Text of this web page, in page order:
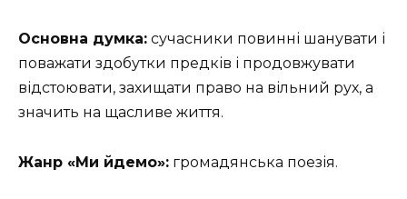
Основна думка: сучасники повинні шанувати і
поважати здобутки предків і продовжувати
відстоювати, захищати право на вільний рух, а
значить на щасливе життя.
Жанр «Ми йдемо»: громадянська поезія.